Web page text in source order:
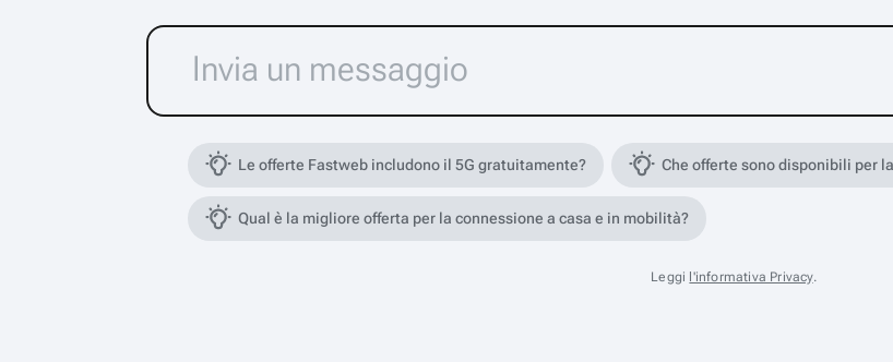
Le offerte Fastweb includono il 5G gratuitamente? Che offerte sono disponibili per
Qual è la migliore offerta per la connessione a casa e in mobilità?
Leggi l'informativa Privacy.